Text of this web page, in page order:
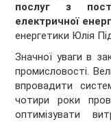
послуг з
електричної
енергетики Юлія
Значної уваги в
промисловості.
впровадити
чотири роки
оптимізувати